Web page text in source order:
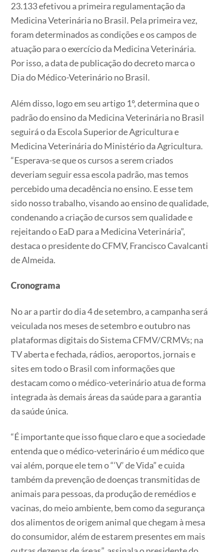
23.133 efetivou a primeira regulamentação da
Medicina Veterinária no Brasil. Pela primeira vez,
foram determinados as condições e os campos de
atuação para o exercício da Medicina Veterinária.
Por isso, a data de publicação do decreto marca o
Dia do Médico-Veterinário no Brasil.
Além disso, logo em seu artigo 1º, determina que o
padrão do ensino da Medicina Veterinária no Brasil
seguirá o da Escola Superior de Agricultura e
Medicina Veterinária do Ministério da Agricultura.
“Esperava-se que os cursos a serem criados
deveriam seguir essa escola padrão, mas temos
percebido uma decadência no ensino. E esse tem
sido nosso trabalho, visando ao ensino de qualidade,
condenando a criação de cursos sem qualidade e
rejeitando o EaD para a Medicina Veterinária”,
destaca o presidente do CFMV, Francisco Cavalcanti
de Almeida.
Cronograma
No ar a partir do dia 4 de setembro, a campanha será
veiculada nos meses de setembro e outubro nas
plataformas digitais do Sistema CFMV/CRMVs; na
TV aberta e fechada, rádios, aeroportos, jornais e
sites em todo o Brasil com informações que
destacam como o médico-veterinário atua de forma
integrada às demais áreas da saúde para a garantia
da saúde única.
“É importante que isso fique claro e que a sociedade
entenda que o médico-veterinário é um médico que
vai além, porque ele tem o “‘V’ de Vida” e cuida
também da prevenção de doenças transmitidas de
animais para pessoas, da produção de remédios e
vacinas, do meio ambiente, bem como da segurança
dos alimentos de origem animal que chegam à mesa
do consumidor, além de estarem presentes em mais